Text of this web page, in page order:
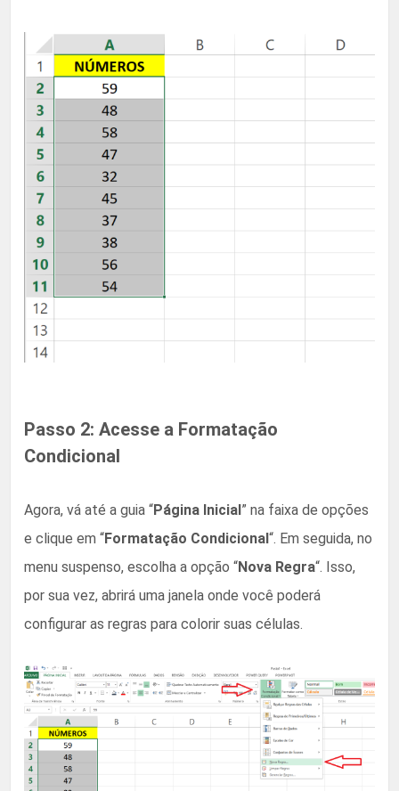
Passo 2: Acesse a Formatação
Condicional
Agora, vá até a guia “Página Inicial” na faixa de opções
e clique em “Formatação Condicional“. Em seguida, no
menu suspenso, escolha a opção “Nova Regra“. Isso,
por sua vez, abrirá uma janela onde você poderá
configurar as regras para colorir suas células.